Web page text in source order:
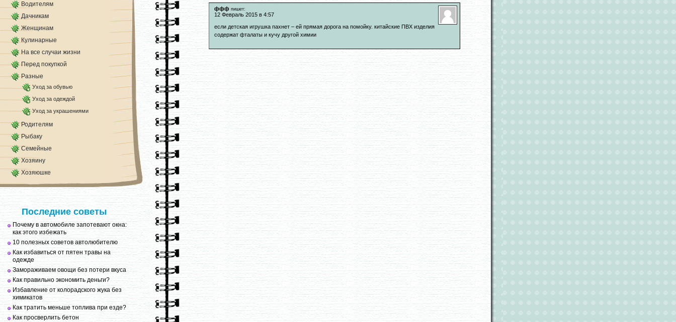
Водителям
Дачникам
Женщинам
Кулинарные
На все случаи жизни
Перед покупкой
Разные
Уход за обувью
Уход за одеждой
Уход за украшениями
Родителям
Рыбаку
Семейные
Хозяину
Хозяюшке
Последние советы
Почему в автомобиле запотевают окна:
как этого избежать
10 полезных советов автолюбителю
Как избавиться от пятен травы на
одежде
Замораживаем овощи без потери вкуса
Как правильно экономить деньги?
Избавление от колорадского жука без
химикатов
Как тратить меньше топлива при езде?
Как просверлить бетон
ффф пишет:
12 Февраль 2015 в 4:57
если детская игрушка пахнет – ей прямая дорога на помойку. китайские ПВХ изделия
содержат фталаты и кучу другой химии